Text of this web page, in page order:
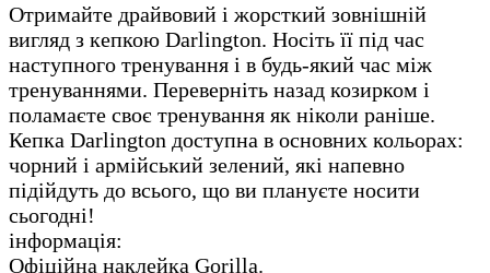
Отримайте драйвовий і жорсткий зовнішній
вигляд з кепкою Darlington. Носіть її під час
наступного тренування і в будь-який час між
тренуваннями. Переверніть назад козирком і
поламаєте своє тренування як ніколи раніше.
Кепка Darlington доступна в основних кольорах:
чорний і армійський зелений, які напевно
підійдуть до всього, що ви плануєте носити
сьогодні!
інформація:
Офіційна наклейка Gorilla.